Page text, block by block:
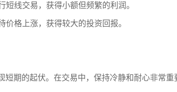
线交易，获得小额但频繁的利润。
格上涨，获得较大的投资回报。
短期的起伏。在交易中，保持冷静和耐心非常